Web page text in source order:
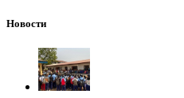
Новости